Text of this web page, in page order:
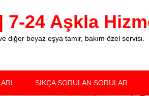
24 Aşkla
diğer beyaz eşya tamir, bakım özel servisi.
SIKÇA SORULAN SORULAR